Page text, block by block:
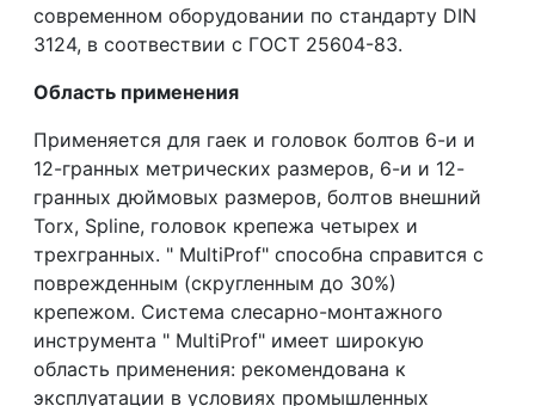
современном оборудовании по стандарту DIN
3124, в соотвествии с ГОСТ 25604-83.
Область применения
Применяется для гаек и головок болтов 6-и и
12-гранных метрических размеров, 6-и и 12-
гранных дюймовых размеров, болтов внешний
Torx, Spline, головок крепежа четырех и
трехгранных. " MultiProf" способна справится с
поврежденным (скругленным до 30%)
крепежом. Система слесарно-монтажного
инструмента " MultiProf" имеет широкую
область применения: рекомендована к
эксплуатации в условиях промышленных